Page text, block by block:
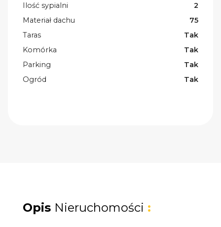
Ilość sypialni
2
Materiał dachu
75
Taras
Tak
Komórka
Tak
Parking
Tak
Ogród
Tak
Opis Nieruchomości :